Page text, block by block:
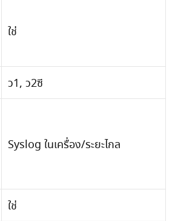
ใช่
ว1, ว2ซี
Syslog ในเครื่อง/ระยะไกล
ใช่